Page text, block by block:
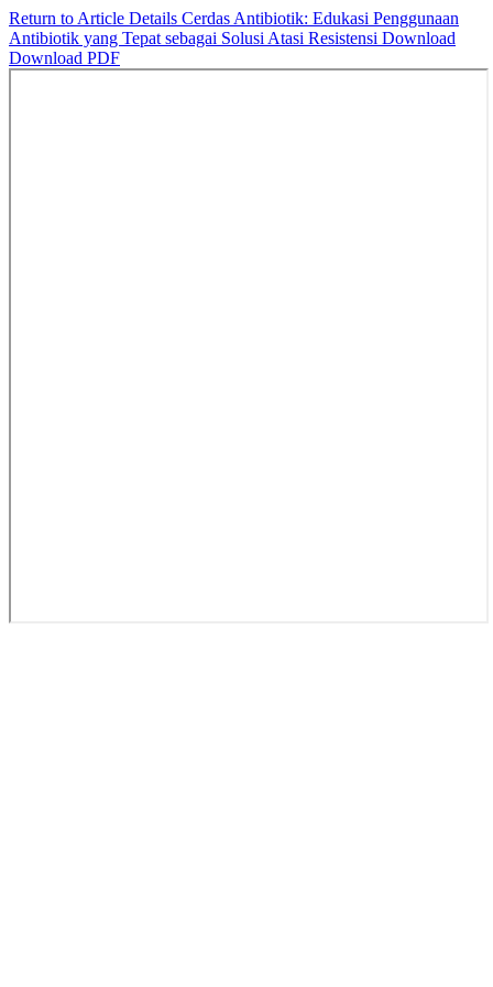
Return to Article Details Cerdas Antibiotik: Edukasi Penggunaan
Antibiotik yang Tepat sebagai Solusi Atasi Resistensi Download
Download PDF